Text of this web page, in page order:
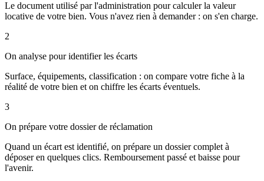
Le document utilisé par l'administration pour calculer la valeur
locative de votre bien. Vous n'avez rien à demander : on s'en charge.
2
On analyse pour identifier les écarts
Surface, équipements, classification : on compare votre fiche à la
réalité de votre bien et on chiffre les écarts éventuels.
3
On prépare votre dossier de réclamation
Quand un écart est identifié, on prépare un dossier complet à
déposer en quelques clics. Remboursement passé et baisse pour
l'avenir.